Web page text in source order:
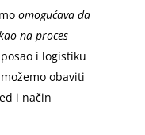
omogućava da
na proces
i logistiku
obaviti
i način
Selidbe Beograd
za Selidbe
Procena Selidbe
Transport Selidbe
– Srbija
– Slovenija
– Sarajevo
– Skoplje
– Srbija
Gora – Srbija
– Hrvatska
– BiH